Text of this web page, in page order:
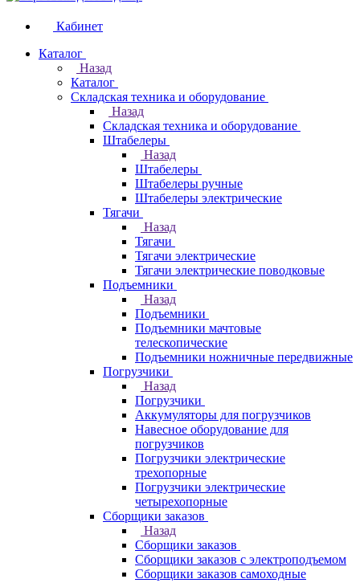
Кабинет
Каталог
Назад
Каталог
Складская техника и оборудование
Назад
Складская техника и оборудование
Штабелеры
Назад
Штабелеры
Штабелеры ручные
Штабелеры электрические
Тягачи
Назад
Тягачи
Тягачи электрические
Тягачи электрические поводковые
Подъемники
Назад
Подъемники
Подъемники мачтовые
телескопические
Подъемники ножничные передвижные
Погрузчики
Назад
Погрузчики
Аккумуляторы для погрузчиков
Навесное оборудование для
погрузчиков
Погрузчики электрические
трехопорные
Погрузчики электрические
четырехопорные
Сборщики заказов
Назад
Сборщики заказов
Сборщики заказов с электроподъемом
Сборщики заказов самоходные